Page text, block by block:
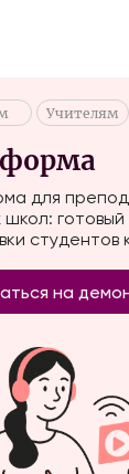
на
Учителям
для
школ:
студентов к